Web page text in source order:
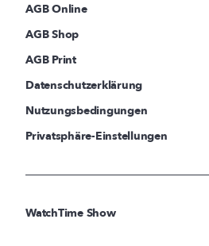
AGB Online
AGB Shop
AGB Print
Datenschutzerklärung
Nutzungsbedingungen
Privatsphäre-Einstellungen
WatchTime Show